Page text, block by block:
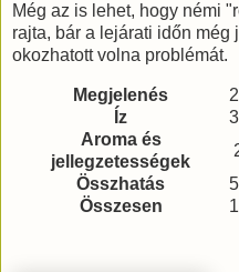
Még az is lehet, hogy némi
rajta, bár a lejárati időn még
okozhatott volna problémát.
Megjelenés
2
Íz
3
Aroma és
jellegzetességek
Összhatás
5
Összesen